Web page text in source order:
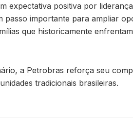
expectativa positiva por
passo importante para ampliar
que historicamente
a Petrobras reforça seu
tradicionais brasileiras.